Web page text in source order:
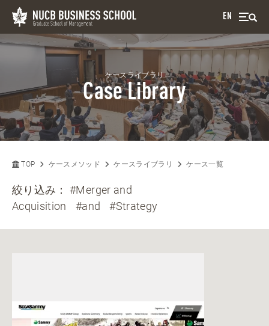
EN
ケースライブラリ
Case Library
TOP ケースメソッド ケースライブラリ ケース一覧
絞り込み：#Merger and
Acquisition
#and #Strategy